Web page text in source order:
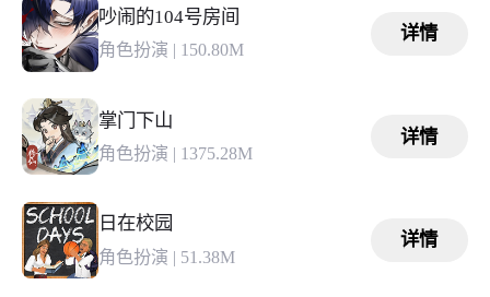
吵闹的104号房间
角色扮演 | 150.80M
详情
掌门下山
角色扮演 | 1375.28M
详情
日在校园
角色扮演 | 51.38M
详情